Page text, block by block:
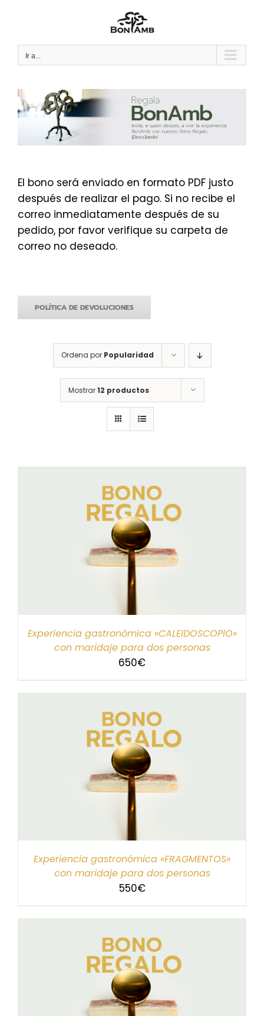
Ir a...
El bono será enviado en formato PDF justo
después de realizar el pago. Si no recibe el
correo inmediatamente después de su
pedido, por favor verifique su carpeta de
correo no deseado.
POLÍTICA DE DEVOLUCIONES
Ordena por Popularidad
Mostrar12 productos
Experiencia gastronómica «CALEIDOSCOPIO»
con maridaje para dos personas
650€
Experiencia gastronómica «FRAGMENTOS»
con maridaje para dos personas
550€